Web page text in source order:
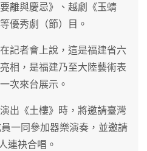
離與慶忌》、越劇《玉蜻
優秀劇（節）目。
記者會上說，這是福建省六
相，是福建乃至大陸藝術表
次來台展示。
出《土樓》時，將邀請臺灣
一同參加器樂演奏，並邀請
連袂合唱。